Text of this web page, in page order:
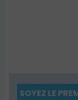
SOYEZ LE